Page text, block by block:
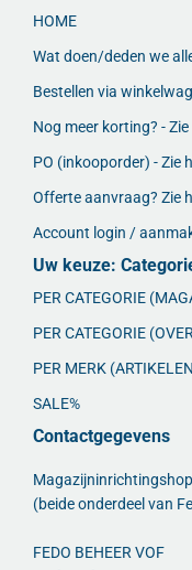
HOME
Wat doen/deden we
Bestellen via
Nog meer korting? -
PO (inkooporder) - Zie
Offerte aanvraag? Zie
Account login /
Uw keuze:
PER CATEGORIE
PER CATEGORIE
PER MERK
SALE%
Contactgegevens
(beide onderdeel van
FEDO BEHEER VOF